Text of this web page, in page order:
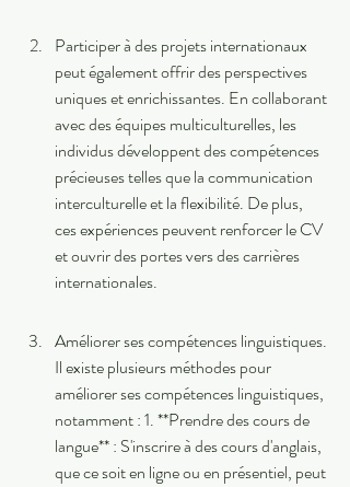
Participer à des projets internationaux
peut également offrir des perspectives
uniques et enrichissantes. En collaborant
avec des équipes multiculturelles, les
individus développent des compétences
précieuses telles que la communication
interculturelle et la flexibilité. De plus,
ces expériences peuvent renforcer le CV
et ouvrir des portes vers des carrières
internationales.
Améliorer ses compétences linguistiques.
Il existe plusieurs méthodes pour
améliorer ses compétences linguistiques,
notamment : 1. **Prendre des cours de
langue** : S'inscrire à des cours d'anglais,
que ce soit en ligne ou en présentiel, peut